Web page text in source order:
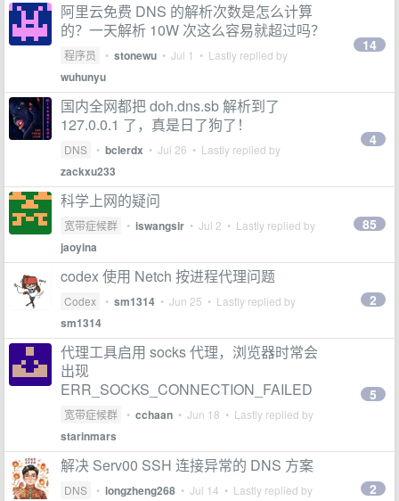
阿里云免费 DNS 的解析次数是怎么计算
的？一天解析 10W 次这么容易就超过吗？
程序员 • stonewu • Jul 1 • Lastly replied by
wuhunyu
14
国内全网都把 doh.dns.sb 解析到了
127.0.0.1 了，真是日了狗了！
DNS • bclerdx • Jul 26 • Lastly replied by
zackxu233
4
科学上网的疑问
宽带症候群 • iswangsir • Jul 2 • Lastly replied by
jaoyina
85
codex 使用 Netch 按进程代理问题
Codex • sm1314 • Jun 25 • Lastly replied by
sm1314
2
代理工具启用 socks 代理，浏览器时常会
出现
ERR_SOCKS_CONNECTION_FAILED
宽带症候群 • cchaan • Jun 18 • Lastly replied by
starinmars
5
解决 Serv00 SSH 连接异常的 DNS 方案
DNS • longzheng268 • Jul 14 • Lastly replied by 2